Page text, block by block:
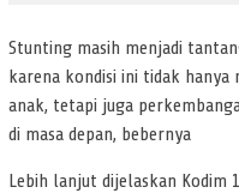
Stunting masih menjadi
karena kondisi ini tidak
anak, tetapi juga
di masa depan, bebernya
Lebih lanjut dijelaskan Kodim